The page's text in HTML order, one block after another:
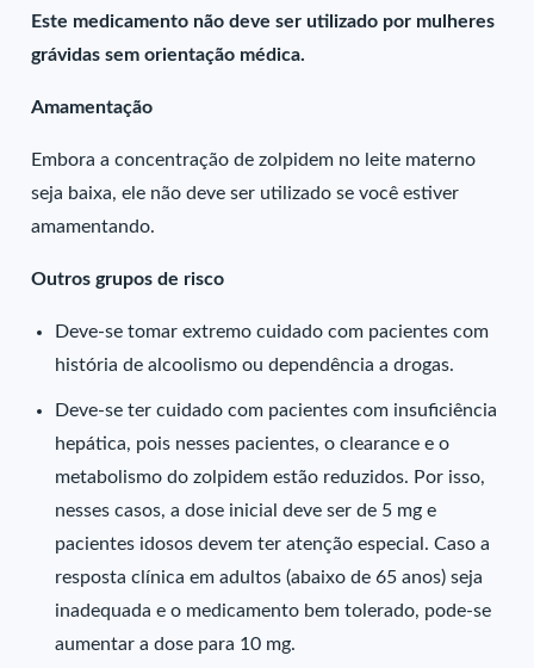
Este medicamento não deve ser utilizado por mulheres
grávidas sem orientação médica.
Amamentação
Embora a concentração de zolpidem no leite materno
seja baixa, ele não deve ser utilizado se você estiver
amamentando.
Outros grupos de risco
Deve-se tomar extremo cuidado com pacientes com
história de alcoolismo ou dependência a drogas.
Deve-se ter cuidado com pacientes com insuficiência
hepática, pois nesses pacientes, o clearance e o
metabolismo do zolpidem estão reduzidos. Por isso,
nesses casos, a dose inicial deve ser de 5 mg e
pacientes idosos devem ter atenção especial. Caso a
resposta clínica em adultos (abaixo de 65 anos) seja
inadequada e o medicamento bem tolerado, pode-se
aumentar a dose para 10 mg.